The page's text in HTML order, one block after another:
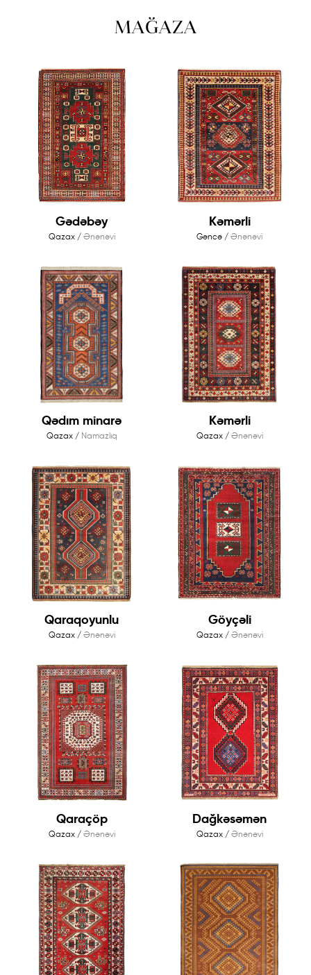
QarabağQuba-
Şirvan
Qazax-
Eksperimental
kolleksiya
Dizayner
Xalçaları
MAĞAZA
Gədəbəy
Qazax / Ənənəvi
Kəmərli
Gəncə / Ənənəvi
Qədım minarə
Qazax / Namazlıq
Kəmərli
Qazax / Ənənəvi
Qaraqoyunlu
Qazax / Ənənəvi
Göyçəli
Qazax / Ənənəvi
Qaraçöp
Qazax / Ənənəvi
Dağkəsəmən
Qazax / Ənənəvi